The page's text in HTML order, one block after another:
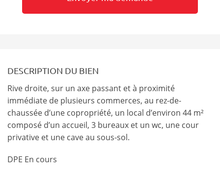
DESCRIPTION DU BIEN
Rive droite, sur un axe passant et à proximité
immédiate de plusieurs commerces, au rez-de-
chaussée d’une copropriété, un local d’environ 44 m²
composé d’un accueil, 3 bureaux et un wc, une cour
privative et une cave au sous-sol.
DPE En cours